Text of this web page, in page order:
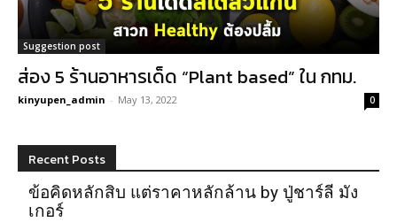
Suggestion post
ส่อง 5 ร้านอาหารเด็ด “Plant based” ใน กทม.
kinyupen_admin - May 13, 2022 0
Recent Posts
ข้อคิดหลักสิบ แต่ราคาหลักล้าน by ปู่ชาร์ลี มัง
เกอร์